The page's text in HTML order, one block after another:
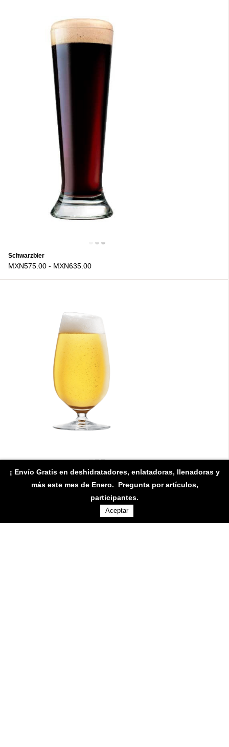
Schwarzbier
MXN575.00- MXN635.00
Pilsner
MXN569.80-MXN627.70
¡ Envío Gratis en deshidratadores, enlatadoras, llenadoras y
más este mes de Enero. Pregunta por artículos,
participantes.
Aceptar